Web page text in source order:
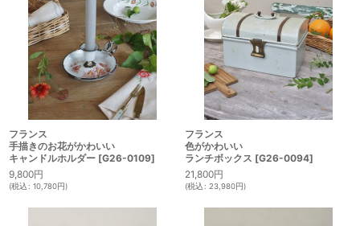
フランス
手描きのお花がかわいい
キャンドルホルダー [G26-0109]
9,800円
(税込: 10,780円)
フランス
色がかわいい
ランチボックス [G26-0094]
21,800円
(税込: 23,980円)